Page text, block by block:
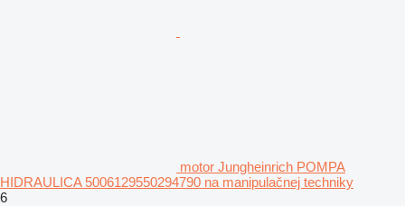
motor Jungheinrich POMPA
HIDRAULICA 5006129550294790 na manipulačnej techniky
6